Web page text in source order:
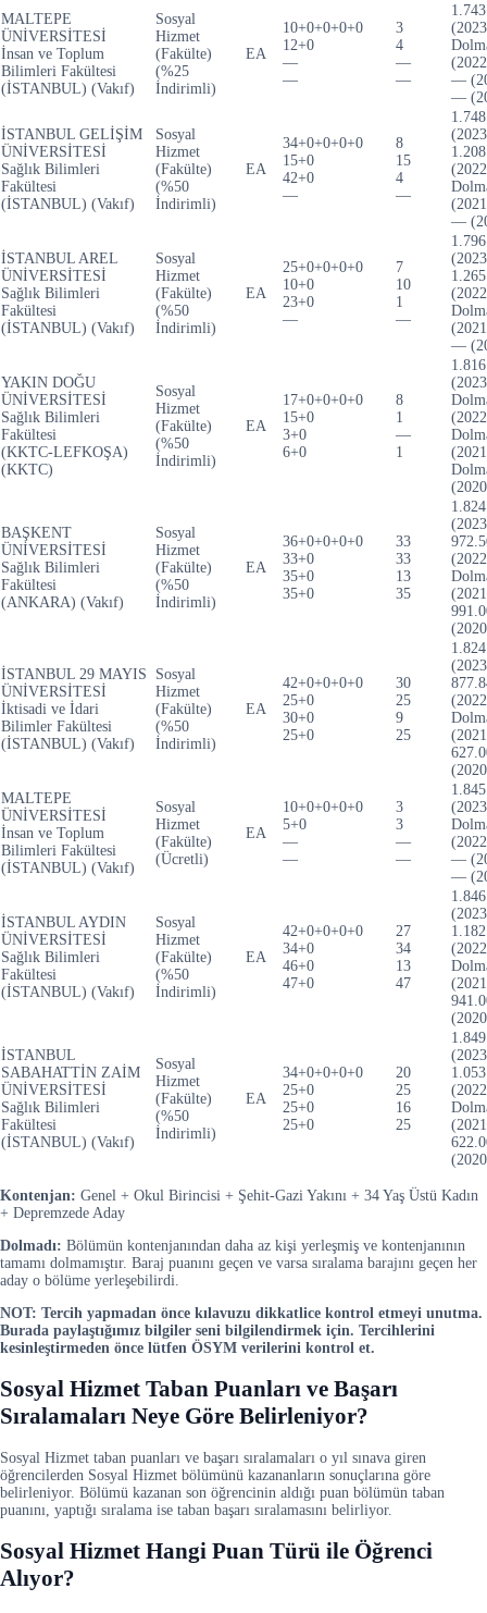
MALTEPE
ÜNİVERSİTESİ
İnsan ve Toplum
Bilimleri Fakültesi
(İSTANBUL) (Vakıf)
Sosyal
Hizmet
(Fakülte)
(%25
İndirimli)
EA
10+0+0+0+0
12+0
—
—
3
4
—
—
—
—
İSTANBUL GELİŞİM
ÜNİVERSİTESİ
Sağlık Bilimleri
Fakültesi
(İSTANBUL) (Vakıf)
Sosyal
Hizmet
(Fakülte)
(%50
İndirimli)
EA
34+0+0+0+0
15+0
42+0
—
8
15
4
—
—
İSTANBUL AREL
ÜNİVERSİTESİ
Sağlık Bilimleri
Fakültesi
(İSTANBUL) (Vakıf)
Sosyal
Hizmet
(Fakülte)
(%50
İndirimli)
EA
25+0+0+0+0
10+0
23+0
—
7
10
1
—
—
YAKIN DOĞU
ÜNİVERSİTESİ
Sağlık Bilimleri
Fakültesi
(KKTC-LEFKOŞA)
(KKTC)
Sosyal
Hizmet
(Fakülte)
(%50
İndirimli)
EA
17+0+0+0+0
15+0
3+0
6+0
8
1
—
1
BAŞKENT
ÜNİVERSİTESİ
Sağlık Bilimleri
Fakültesi
(ANKARA) (Vakıf)
Sosyal
Hizmet
(Fakülte)
(%50
İndirimli)
EA
36+0+0+0+0
33+0
35+0
35+0
33
33
13
35
İSTANBUL 29 MAYIS
ÜNİVERSİTESİ
İktisadi ve İdari
Bilimler Fakültesi
(İSTANBUL) (Vakıf)
Sosyal
Hizmet
(Fakülte)
(%50
İndirimli)
EA
42+0+0+0+0
25+0
30+0
25+0
30
25
9
25
MALTEPE
ÜNİVERSİTESİ
İnsan ve Toplum
Bilimleri Fakültesi
(İSTANBUL) (Vakıf)
Sosyal
Hizmet
(Fakülte)
(Ücretli)
EA
10+0+0+0+0
5+0
—
—
3
3
—
—
—
—
İSTANBUL AYDIN
ÜNİVERSİTESİ
Sağlık Bilimleri
Fakültesi
(İSTANBUL) (Vakıf)
Sosyal
Hizmet
(Fakülte)
(%50
İndirimli)
EA
42+0+0+0+0
34+0
46+0
47+0
27
34
13
47
İSTANBUL
SABAHATTİN ZAİM
ÜNİVERSİTESİ
Sağlık Bilimleri
Fakültesi
(İSTANBUL) (Vakıf)
Sosyal
Hizmet
(Fakülte)
(%50
İndirimli)
EA
34+0+0+0+0
25+0
25+0
25+0
20
25
16
25
Kontenjan: Genel + Okul Birincisi + Şehit-Gazi Yakını + 34 Yaş Üstü Kadın
+ Depremzede Aday
Dolmadı: Bölümün kontenjanından daha az kişi yerleşmiş ve kontenjanının
tamamı dolmamıştır. Baraj puanını geçen ve varsa sıralama barajını geçen her
aday o bölüme yerleşebilirdi.
NOT: Tercih yapmadan önce kılavuzu dikkatlice kontrol etmeyi unutma.
Burada paylaştığımız bilgiler seni bilgilendirmek için. Tercihlerini
kesinleştirmeden önce lütfen ÖSYM verilerini kontrol et.
Sosyal Hizmet Taban Puanları ve Başarı
Sıralamaları Neye Göre Belirleniyor?
Sosyal Hizmet taban puanları ve başarı sıralamaları o yıl sınava giren
öğrencilerden Sosyal Hizmet bölümünü kazananların sonuçlarına göre
belirleniyor. Bölümü kazanan son öğrencinin aldığı puan bölümün taban
puanını, yaptığı sıralama ise taban başarı sıralamasını belirliyor.
Sosyal Hizmet Hangi Puan Türü ile Öğrenci
Alıyor?